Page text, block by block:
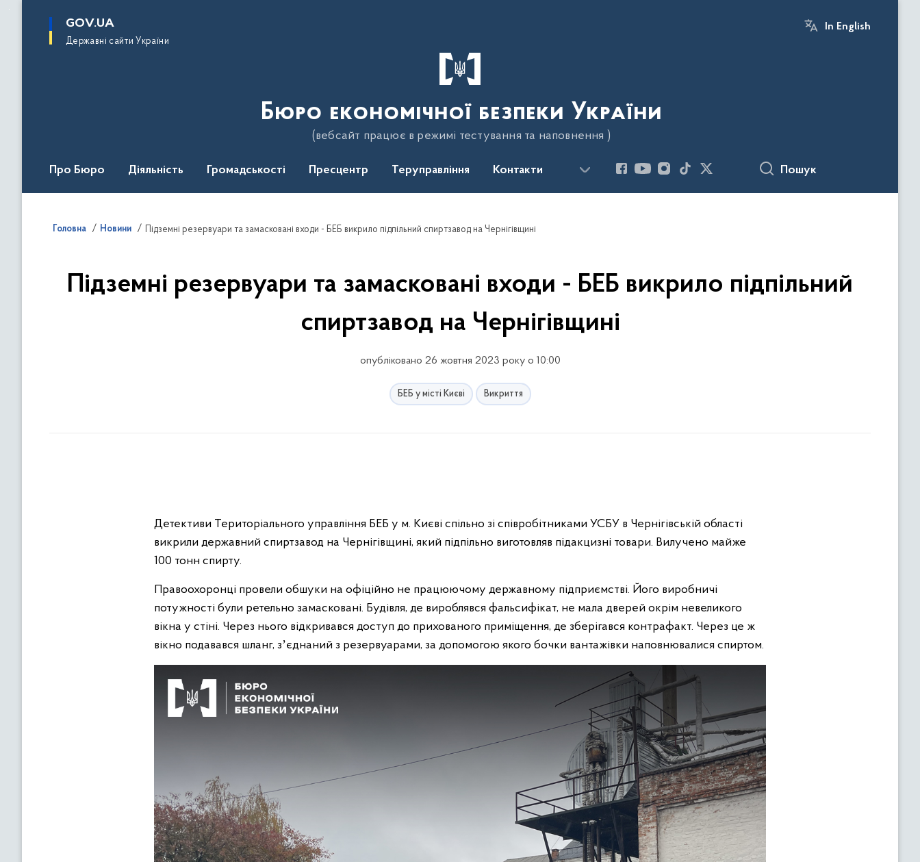
основного
GOV.UA
Державні сайти України
In English
Бюро економічної безпеки України
(вебсайт працює в режимі тестування та наповнення )
Про Бюро Діяльність Громадськості Пресцентр Теруправління Контакти Пошук
Головна Новини Підземні резервуари та замасковані входи - БЕБ викрило підпільний спиртзавод на Чернігівщині
Підземні резервуари та замасковані входи - БЕБ викрило підпільний
спиртзавод на Чернігівщині
опубліковано 26 жовтня 2023 року о 10:00
БЕБ у місті Києві Викриття
Детективи Територіального управління БЕБ у м. Києві спільно зі співробітниками УСБУ в Чернігівській області
викрили державний спиртзавод на Чернігівщині, який підпільно виготовляв підакцизні товари. Вилучено майже
100 тонн спирту.
Правоохоронці провели обшуки на офіційно не працюючому державному підприємстві. Його виробничі
потужності були ретельно замасковані. Будівля, де вироблявся фальсифікат, не мала дверей окрім невеликого
вікна у стіні. Через нього відкривався доступ до прихованого приміщення, де зберігався контрафакт. Через це ж
вікно подавався шланг, зʼєднаний з резервуарами, за допомогою якого бочки вантажівки наповнювалися спиртом.